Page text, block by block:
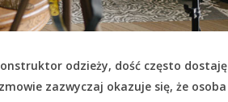
odzieży, dość często dostaję
zazwyczaj okazuje się, że osoba